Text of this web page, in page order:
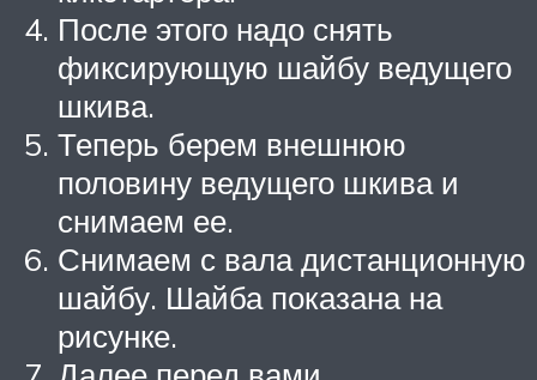
После этого надо снять
фиксирующую шайбу ведущего
шкива.
Теперь берем внешнюю
половину ведущего шкива и
снимаем ее.
Снимаем с вала дистанционную
шайбу. Шайба показана на
рисунке.